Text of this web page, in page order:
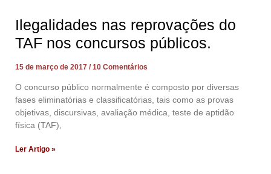
Ilegalidades nas reprovações do
TAF nos concursos públicos.
15 de março de 2017 10 Comentários
O concurso público normalmente é composto por diversas
fases eliminatórias e classificatórias, tais como as provas
objetivas, discursivas, avaliação médica, teste de aptidão
física (TAF),
Ler Artigo »